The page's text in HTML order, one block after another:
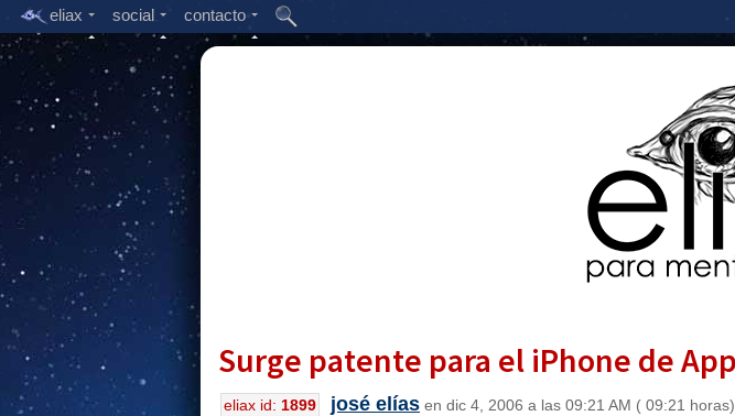
eliax social contacto
Surge patente para el iPhone de
eliax id: 1899 josé elías en dic 4, 2006 a las 09:21 AM ( 09:21 horas)